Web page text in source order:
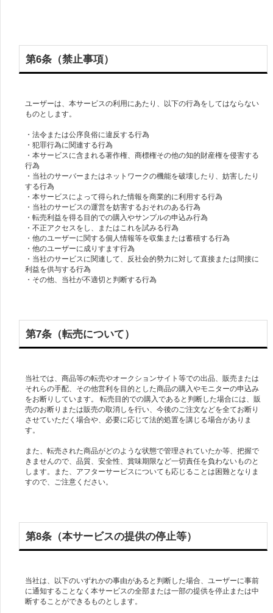
第6条（禁止事項）
ユーザーは、本サービスの利用にあたり、以下の行為をしてはならない
ものとします。
・法令または公序良俗に違反する行為
・犯罪行為に関連する行為
・本サービスに含まれる著作権、商標権その他の知的財産権を侵害する
行為
・当社のサーバーまたはネットワークの機能を破壊したり、妨害したり
する行為
・本サービスによって得られた情報を商業的に利用する行為
・当社のサービスの運営を妨害するおそれのある行為
・転売利益を得る目的での購入やサンプルの申込み行為
・不正アクセスをし、またはこれを試みる行為
・他のユーザーに関する個人情報等を収集または蓄積する行為
・他のユーザーに成りすます行為
・当社のサービスに関連して、反社会的勢力に対して直接または間接に
利益を供与する行為
・その他、当社が不適切と判断する行為
第7条（転売について）
当社では、商品等の転売やオークションサイト等での出品、販売または
それらの手配、その他営利を目的とした商品の購入やモニターの申込み
をお断りしています。 転売目的での購入であると判断した場合には、販
売のお断りまたは販売の取消しを行い、今後のご注文などを全てお断り
させていただく場合や、必要に応じて法的処置を講じる場合がありま
す。
また、転売された商品がどのような状態で管理されていたか等、把握で
きませんので、品質、安全性、賞味期限など一切責任を負わないものと
します。また、アフターサービスについても応じることは困難となりま
すので、ご注意ください。
第8条（本サービスの提供の停止等）
当社は、以下のいずれかの事由があると判断した場合、ユーザーに事前
に通知することなく本サービスの全部または一部の提供を停止または中
断することができるものとします。